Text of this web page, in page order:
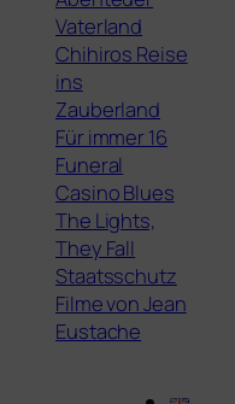
Vaterland
Chihiros Reise
ins
Zauberland
Für immer 16
Funeral
Casino Blues
The Lights,
They Fall
Staatsschutz
Filme von Jean
Eustache